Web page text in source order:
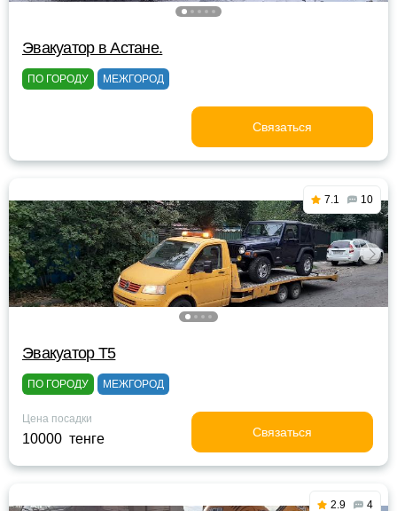
Эвакуатор в Астане.
ПО ГОРОДУ МЕЖГОРОД
Связаться
7.1 10
Эвакуатор Т5
ПО ГОРОДУ МЕЖГОРОД
Цена посадки
10000 тенге Связаться
2.9 4